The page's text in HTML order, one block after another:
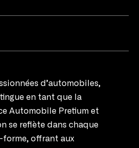
d’automobiles,
en tant que la
Automobile Pretium et
se reflète dans chaque
offrant aux